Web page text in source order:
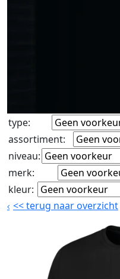
type:
assortiment:
niveau:
merk:
kleur:
<<terug naar overzicht